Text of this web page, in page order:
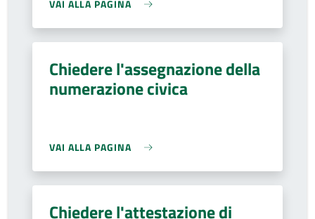
VAI ALLA PAGINA
Chiedere l'assegnazione della
numerazione civica
VAI ALLA PAGINA
Chiedere l'attestazione di